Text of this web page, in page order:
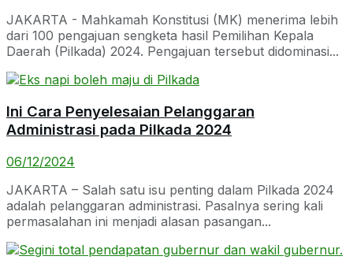
JAKARTA - Mahkamah Konstitusi (MK) menerima lebih
dari 100 pengajuan sengketa hasil Pemilihan Kepala
Daerah (Pilkada) 2024. Pengajuan tersebut didominasi...
Ini Cara Penyelesaian Pelanggaran
Administrasi pada Pilkada 2024
06/12/2024
JAKARTA – Salah satu isu penting dalam Pilkada 2024
adalah pelanggaran administrasi. Pasalnya sering kali
permasalahan ini menjadi alasan pasangan...